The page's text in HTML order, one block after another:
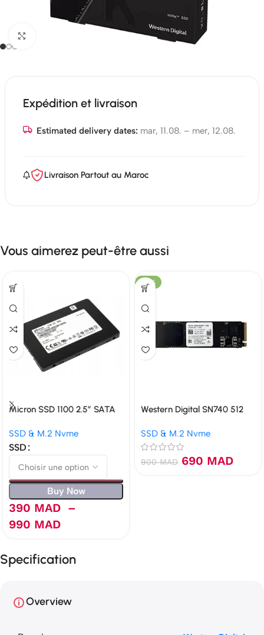
Expédition et livraison
Estimated delivery dates: mar, 11.08. – mer, 12.08.
Livraison Partout au Maroc
Vous aimerez peut-être aussi
Micron SSD 1100 2.5″ SATA
SSD & M.2 Nvme
SSD
Buy Now
390 MAD –
990 MAD
-23%
Western Digital SN740 512
SSD & M.2 Nvme
900MAD 690 MAD
Specification
Overview